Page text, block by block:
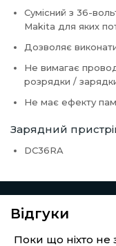
Сумісний з 36-
Makita для яких
Дозволяє
Не вимагає
розрядки /
Не має ефекту
Зарядний
DC36RA
Відгуки
Поки що ніхто не